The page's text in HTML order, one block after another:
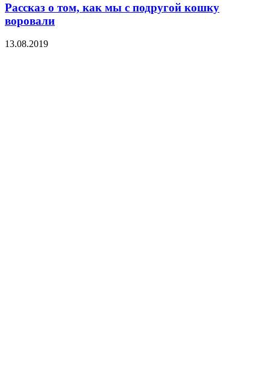
Рассказ о том, как мы с подругой кошку
воровали
13.08.2019